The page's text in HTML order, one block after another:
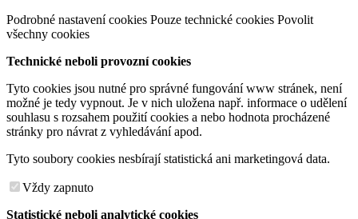
Podrobné nastavení cookies Pouze technické cookies Povolit
všechny cookies
Technické neboli provozní cookies
Tyto cookies jsou nutné pro správné fungování www stránek, není
možné je tedy vypnout. Je v nich uložena např. informace o udělení
souhlasu s rozsahem použití cookies a nebo hodnota procházené
stránky pro návrat z vyhledávání apod.
Tyto soubory cookies nesbírají statistická ani marketingová data.
Vždy zapnuto
Statistické neboli analytické cookies